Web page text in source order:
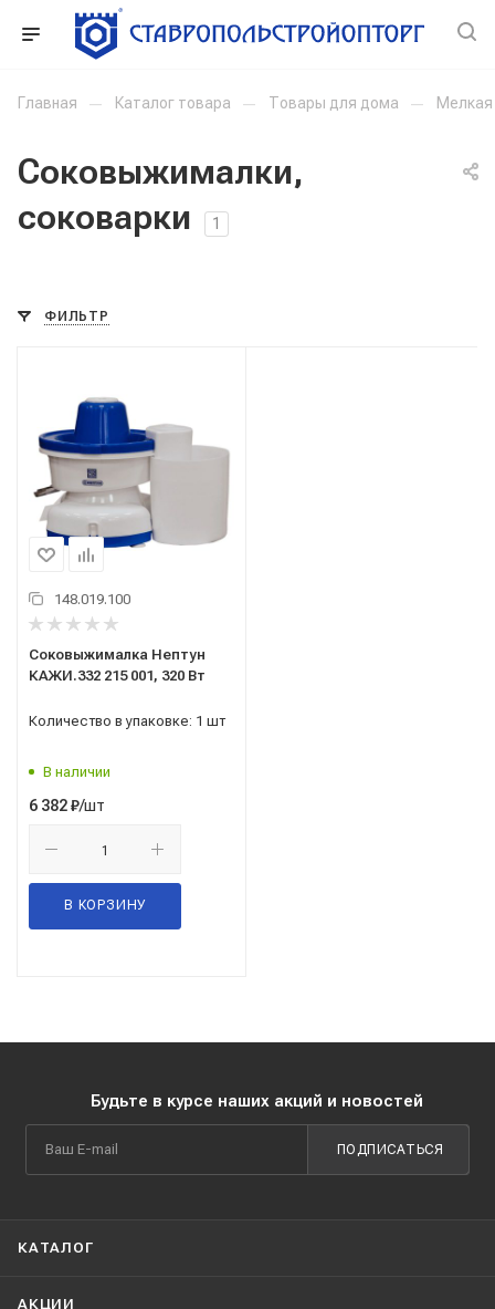
Главная — Каталог товара — Товары для дома — Мелкая
Соковыжималки,
соковарки
1
ФИЛЬТР
148.019.100
Соковыжималка Нептун
КАЖИ.332 215 001, 320 Вт
Количество в упаковке: 1 шт
В наличии
6 382₽/шт
В КОРЗИНУ
Будьте в курсе наших акций и новостей
ПОДПИСАТЬСЯ
КАТАЛОГ
АКЦИИ